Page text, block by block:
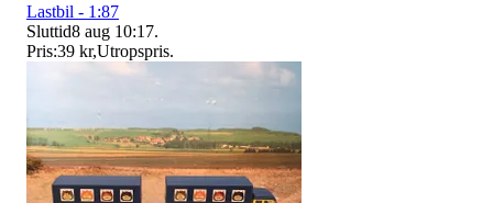
Lastbil - 1:87
Sluttid8 aug 10:17.
Pris:39 kr,Utropspris.